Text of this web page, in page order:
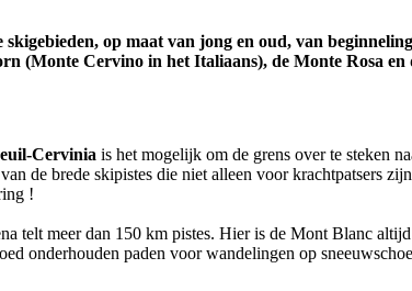
op maat van jong en oud, van
(Monte Cervino in het Italiaans), de Monte Rosa
Cervinia is het mogelijk om de grens over te steken
de brede skipistes die niet alleen voor krachtpatsers
!
telt meer dan 150 km pistes. Hier is de Mont Blanc
onderhouden paden voor wandelingen op